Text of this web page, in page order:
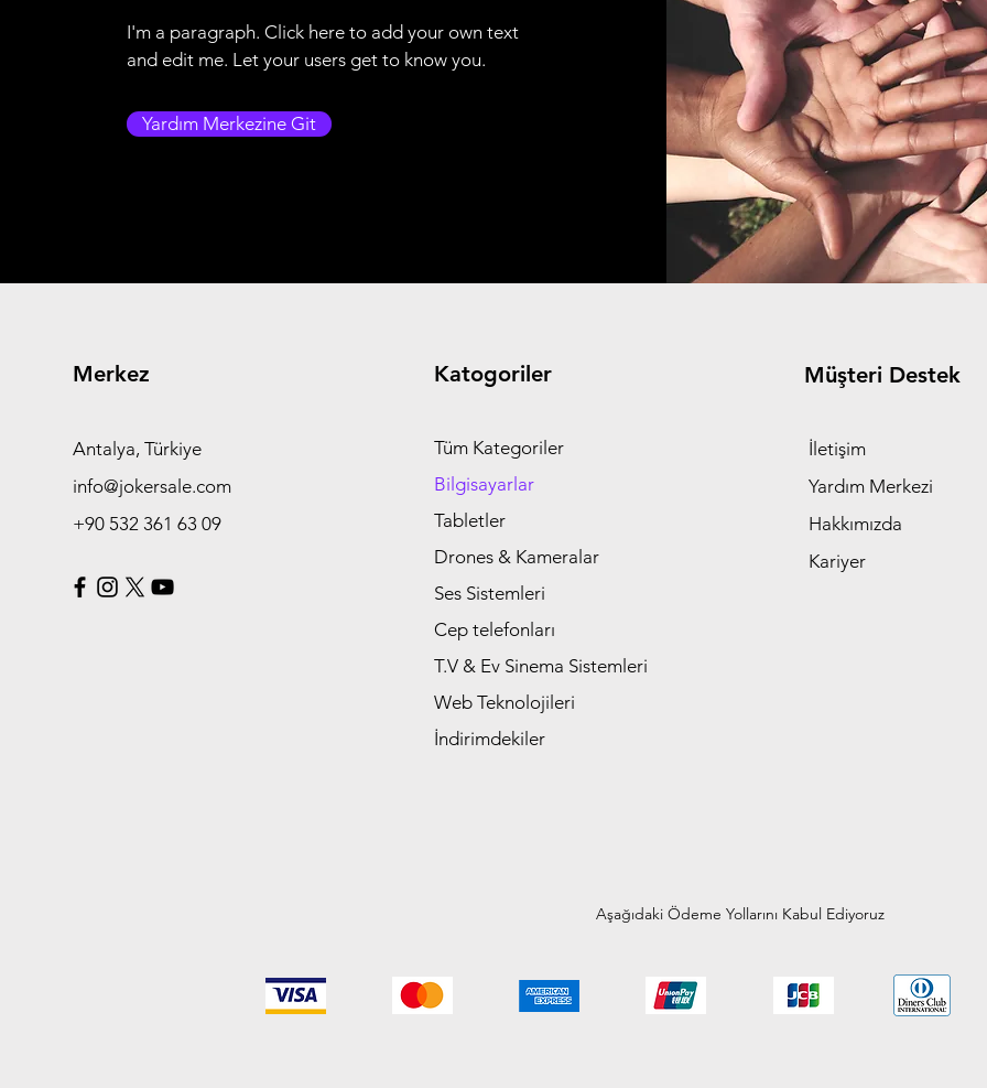
I'm a paragraph. Click here to add your own text
and edit me. Let your users get to know you.
Yardım Merkezine Git
Merkez
Antalya, Türkiye
info@jokersale.com
+90 532 361 63 09
Katogoriler
Tüm Kategoriler
Bilgisayarlar
Tabletler
Drones & Kameralar
Ses Sistemleri
Cep telefonları
T.V & Ev Sinema Sistemleri
Web Teknolojileri
İndirimdekiler
Müşteri Destek
İletişim
Yardım Merkezi
Hakkımızda
Kariyer
Aşağıdaki Ödeme Yollarını Kabul Ediyoruz